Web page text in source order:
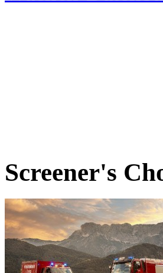
Screener's